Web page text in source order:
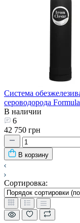
Система
сероводорода
В наличии
6
42 750 грн
В корзину
Сортировка: